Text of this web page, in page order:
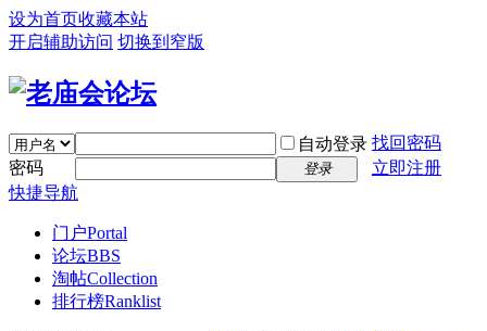
设为首页收藏本站
开启辅助访问 切换到窄版
自动登录 找回密码
密码
登录
立即注册
快捷导航
门户Portal
论坛BBS
淘帖Collection
排行榜Ranklist